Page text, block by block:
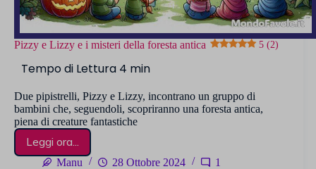
Pizzy e Lizzy e i misteri della foresta antica 5 (2)
Due pipistrelli, Pizzy e Lizzy, incontrano un gruppo di
bambini che, seguendoli, scopriranno una foresta antica,
piena di creature fantastiche
Leggi ora...
Pizzy
eManu 28 Ottobre 2024 1